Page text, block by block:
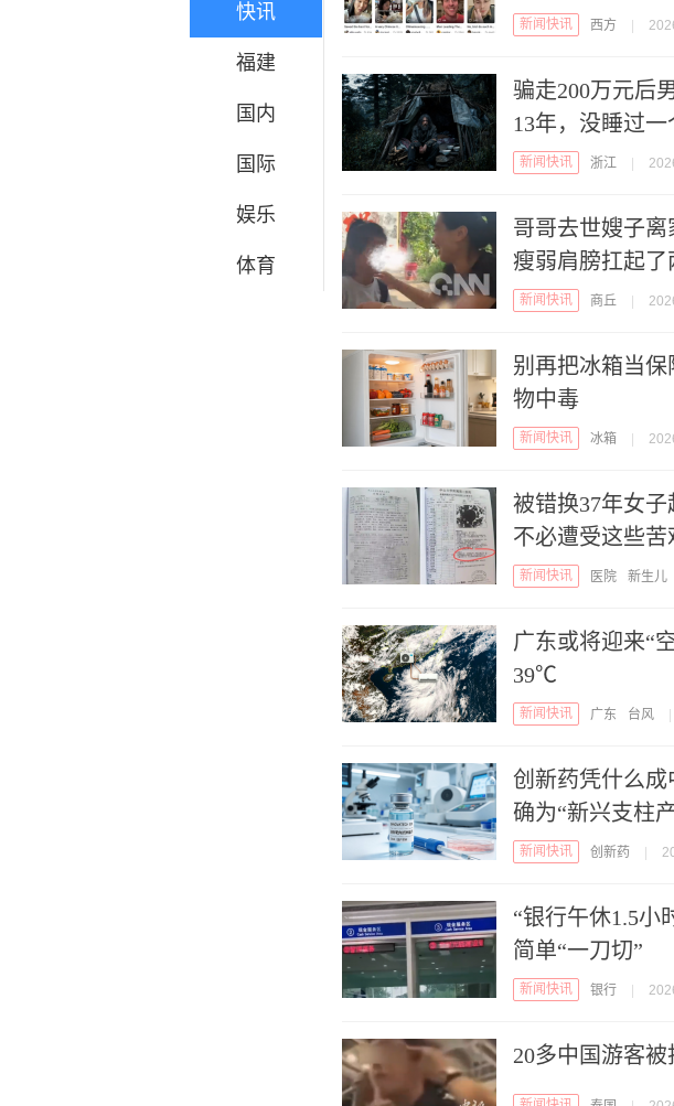
快讯
福建
国内
国际
娱乐
体育
新闻快讯 西方
骗走200万元后
13年，没睡过一
新闻快讯 浙江
哥哥去世嫂子离
瘦弱肩膀扛起
新闻快讯 商丘
别再把冰箱当
物中毒
新闻快讯 冰箱
被错换37年女子
不必遭受这些苦
新闻快讯 医院 新生儿
广东或将迎来“
39℃
新闻快讯 广东 台风
创新药凭什么成
确为“新兴支柱
新闻快讯 创新药
“银行午休1.5小
简单“一刀切”
新闻快讯 银行
20多中国游客